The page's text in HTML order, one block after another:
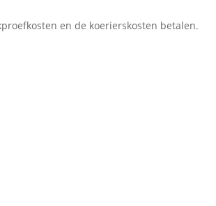
en de koerierskosten betalen.